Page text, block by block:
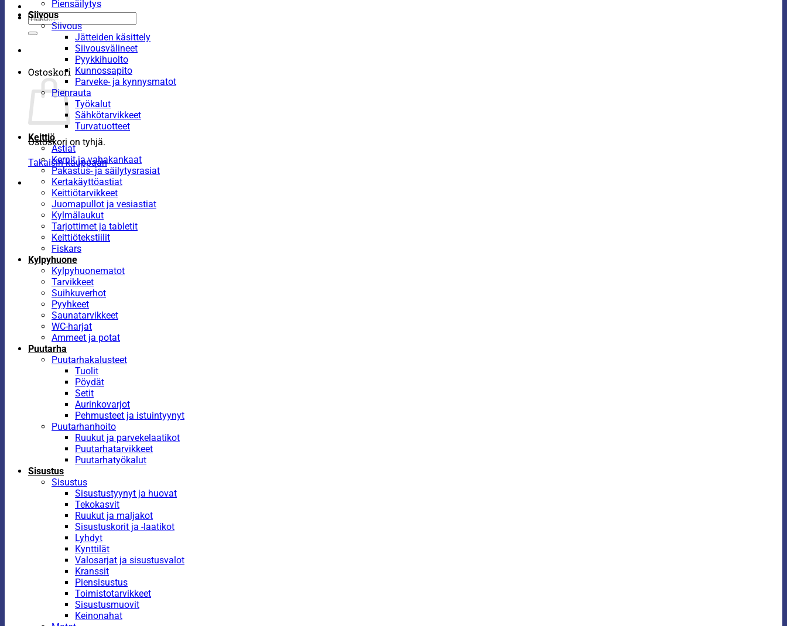
Etsi:
Ostoskori
Ostoskori on tyhjä.
Takaisin kauppaan
Piensäilytys
Siivous
Siivous
Jätteiden käsittely
Siivousvälineet
Pyykkihuolto
Kunnossapito
Parveke- ja kynnysmatot
Pienrauta
Työkalut
Sähkötarvikkeet
Turvatuotteet
Keittiö
Astiat
Kernit ja vahakankaat
Pakastus- ja säilytysrasiat
Kertakäyttöastiat
Keittiötarvikkeet
Juomapullot ja vesiastiat
Kylmälaukut
Tarjottimet ja tabletit
Keittiötekstiilit
Fiskars
Kylpyhuone
Kylpyhuonematot
Tarvikkeet
Suihkuverhot
Pyyhkeet
Saunatarvikkeet
WC-harjat
Ammeet ja potat
Puutarha
Puutarhakalusteet
Tuolit
Pöydät
Setit
Aurinkovarjot
Pehmusteet ja istuintyynyt
Puutarhanhoito
Ruukut ja parvekelaatikot
Puutarhatarvikkeet
Puutarhatyökalut
Sisustus
Sisustus
Sisustustyynyt ja huovat
Tekokasvit
Ruukut ja maljakot
Sisustuskorit ja -laatikot
Lyhdyt
Kynttilät
Valosarjat ja sisustusvalot
Kranssit
Piensisustus
Toimistotarvikkeet
Sisustusmuovit
Keinonahat